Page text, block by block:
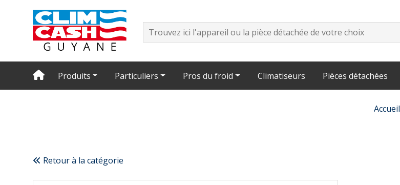
Produits Particuliers Pros du froid Climatiseurs Pièces détachées
Accueil
Retour à la catégorie